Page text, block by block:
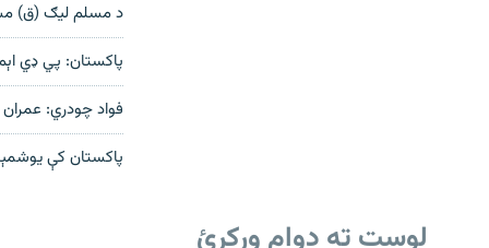
د مسلم ليګ (ق)
پاکستان: پي ډي
فواد چودري:
پاکستان کې
لوست ته دوام ورکړئ